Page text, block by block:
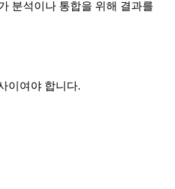
분석이나 통합을 위해 결과를
이여야 합니다.